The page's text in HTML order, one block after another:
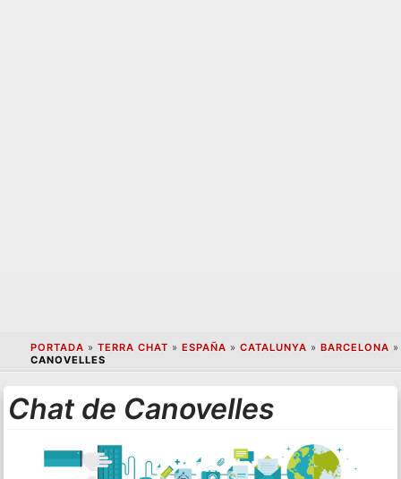
PORTADA » TERRA CHAT » ESPAÑA » CATALUNYA » BARCELONA »
CANOVELLES
Chat de Canovelles